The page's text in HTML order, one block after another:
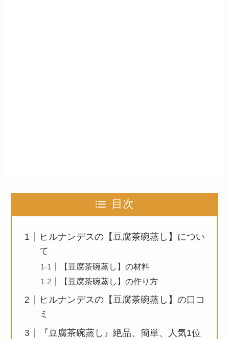
目次
ヒルナンデスの【豆腐茶碗蒸し】につい
て
【豆腐茶碗蒸し】の材料
【豆腐茶碗蒸し】の作り方
ヒルナンデスの【豆腐茶碗蒸し】の口コ
ミ
『豆腐茶碗蒸し』絶品、簡単、人気1位